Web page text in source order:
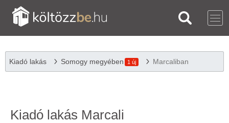
Kiadó lakás Somogy megyében 1 új Marcaliban
Kiadó lakás Marcali